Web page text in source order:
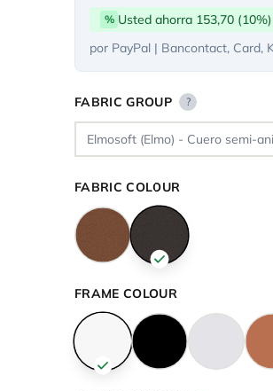
% Usted ahorra 153,70 (10%)
por PayPal | Bancontact, Card,
FABRIC GROUP ?
FABRIC COLOUR
FRAME COLOUR